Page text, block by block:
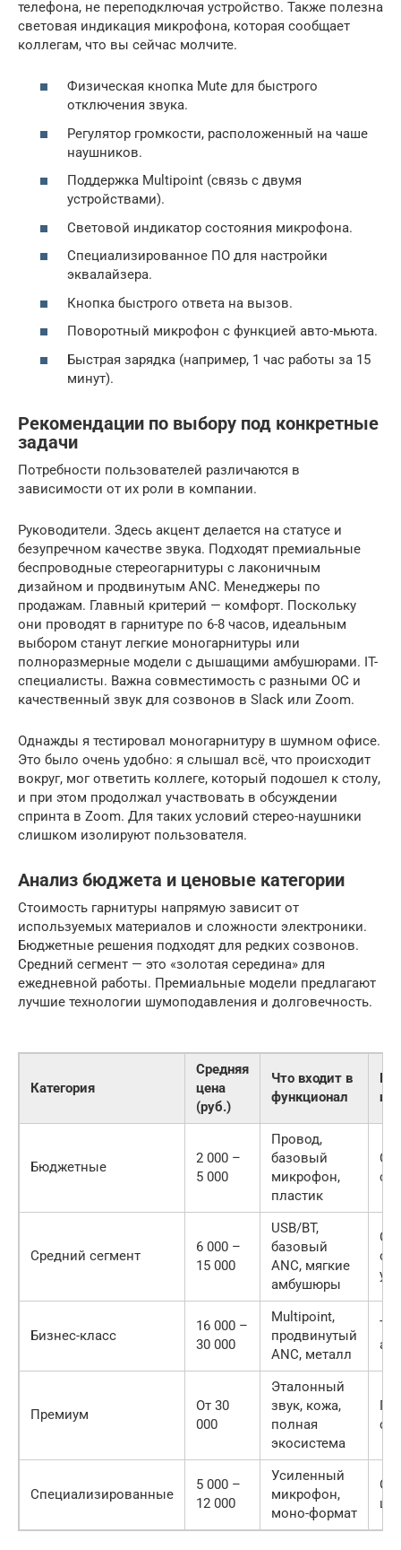
телефона, не переподключая устройство. Также полезна
световая индикация микрофона, которая сообщает
коллегам, что вы сейчас молчите.
Физическая кнопка Mute для быстрого
отключения звука.
Регулятор громкости, расположенный на чаше
наушников.
Поддержка Multipoint (связь с двумя
устройствами).
Световой индикатор состояния микрофона.
Специализированное ПО для настройки
эквалайзера.
Кнопка быстрого ответа на вызов.
Поворотный микрофон с функцией авто-мьюта.
Быстрая зарядка (например, 1 час работы за 15
минут).
Рекомендации по выбору под конкретные
задачи
Потребности пользователей различаются в
зависимости от их роли в компании.
Руководители. Здесь акцент делается на статусе и
безупречном качестве звука. Подходят премиальные
беспроводные стереогарнитуры с лаконичным
дизайном и продвинутым ANC. Менеджеры по
продажам. Главный критерий — комфорт. Поскольку
они проводят в гарнитуре по 6-8 часов, идеальным
выбором станут легкие моногарнитуры или
полноразмерные модели с дышащими амбушюрами. IT-
специалисты. Важна совместимость с разными ОС и
качественный звук для созвонов в Slack или Zoom.
Однажды я тестировал моногарнитуру в шумном офисе.
Это было очень удобно: я слышал всё, что происходит
вокруг, мог ответить коллеге, который подошел к столу,
и при этом продолжал участвовать в обсуждении
спринта в Zoom. Для таких условий стерео-наушники
слишком изолируют пользователя.
Анализ бюджета и ценовые категории
Стоимость гарнитуры напрямую зависит от
используемых материалов и сложности электроники.
Бюджетные решения подходят для редких созвонов.
Средний сегмент — это «золотая середина» для
ежедневной работы. Премиальные модели предлагают
лучшие технологии шумоподавления и долговечность.
Категория
Средняя
цена
(руб.)
Что входит в
функционал
Бюджетные
2 000 –
5 000
Провод,
базовый
микрофон,
пластик
Средний сегмент
6 000 –
15 000
USB/BT,
базовый
ANC, мягкие
амбушюры
Бизнес-класс
16 000 –
30 000
Multipoint,
продвинутый
ANC, металл
Премиум
От 30
000
Эталонный
звук, кожа,
полная
экосистема
Специализированные
5 000 –
12 000
Усиленный
микрофон,
моно-формат